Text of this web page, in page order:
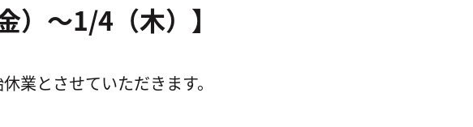
～1/4（木）】
業とさせていただきます。